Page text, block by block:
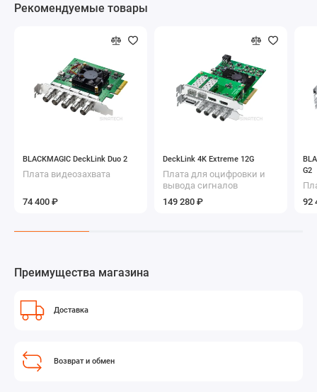
Рекомендуемые товары
BLACKMAGIC DeckLink Duo 2
Плата видеозахвата
74 400 ₽
DeckLink 4K Extreme 12G
Плата для оцифровки и
вывода сигналов
SD/HD/2K/4K
149 280 ₽
G2
92
Преимущества магазина
Доставка
Возврат и обмен